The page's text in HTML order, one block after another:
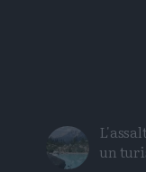
un